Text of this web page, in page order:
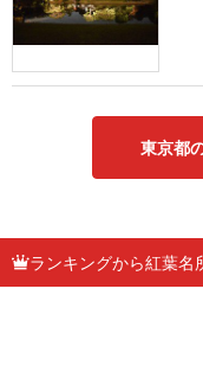
東京都
ランキングから紅葉名